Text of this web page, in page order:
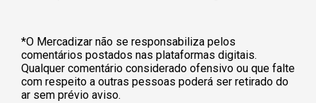
*O Mercadizar não se responsabiliza pelos
comentários postados nas plataformas digitais.
Qualquer comentário considerado ofensivo ou que falte
com respeito a outras pessoas poderá ser retirado do
ar sem prévio aviso.